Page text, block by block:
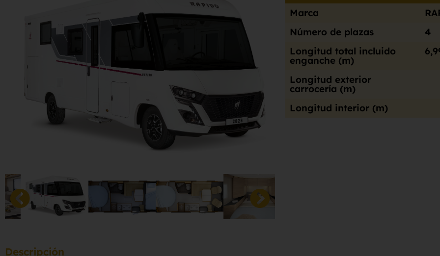
Marca
Número de plazas
4
Longitud total incluido
enganche (m)
Longitud exterior
carrocería (m)
Longitud interior (m)
Descripción